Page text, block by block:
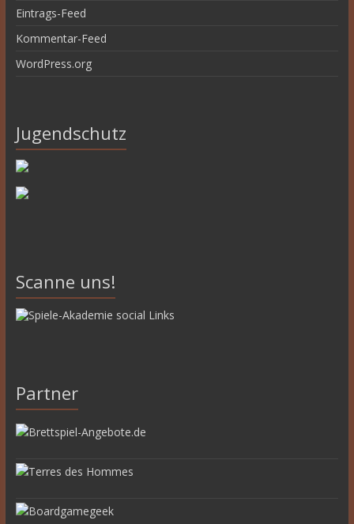
Eintrags-Feed
Kommentar-Feed
WordPress.org
Jugendschutz
Scanne uns!
Partner